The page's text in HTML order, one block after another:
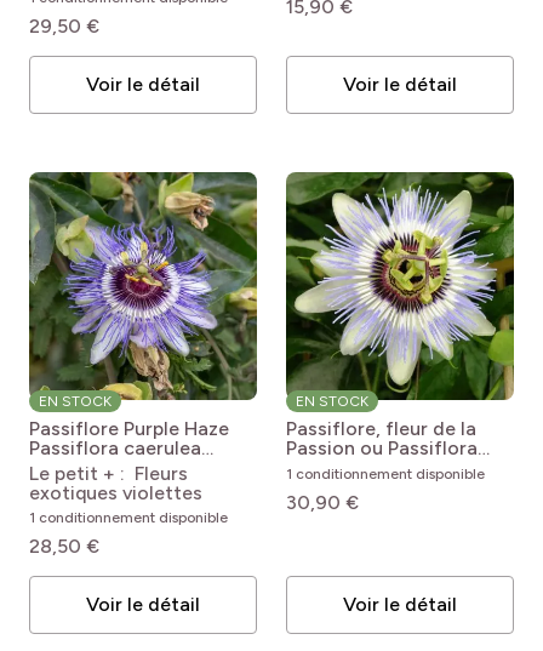
29,50 €
Voir le détail
15,90 €
Voir le détail
EN STOCK
Passiflore Purple Haze
Passiflora caerulea
Purple Haze
Le petit + : Fleurs
exotiques violettes
1 conditionnement disponible
28,50 €
Voir le détail
EN STOCK
Passiflore, fleur de la
Passion ou Passiflora
caerula CLEAR SKY ®
Passiflora caerulea Clear
Sky®
1 conditionnement disponible
30,90 €
Voir le détail